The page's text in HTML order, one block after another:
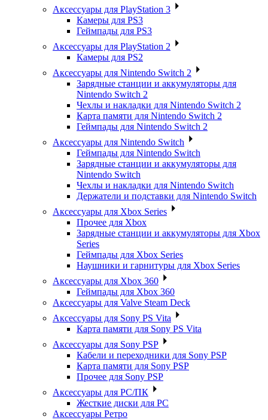
Аксессуары для PlayStation 3
Камеры для PS3
Геймпады для PS3
Аксессуары для PlayStation 2
Камеры для PS2
Аксессуары для Nintendo Switch 2
Зарядные станции и аккумуляторы для
Nintendo Switch 2
Чехлы и накладки для Nintendo Switch 2
Карта памяти для Nintendo Switch 2
Геймпады для Nintendo Switch 2
Аксессуары для Nintendo Switch
Геймпады для Nintendo Switch
Зарядные станции и аккумуляторы для
Nintendo Switch
Чехлы и накладки для Nintendo Switch
Держатели и подставки для Nintendo Switch
Аксессуары для Xbox Series
Прочее для Xbox
Зарядные станции и аккумуляторы для Xbox
Series
Геймпады для Xbox Series
Наушники и гарнитуры для Xbox Series
Аксессуары для Xbox 360
Геймпады для Xbox 360
Аксессуары для Valve Steam Deck
Аксессуары для Sony PS Vita
Карта памяти для Sony PS Vita
Аксессуары для Sony PSP
Кабели и переходники для Sony PSP
Карта памяти для Sony PSP
Прочее для Sony PSP
Аксессуары для PC/ПК
Жесткие диски для PC
Аксессуары Ретро